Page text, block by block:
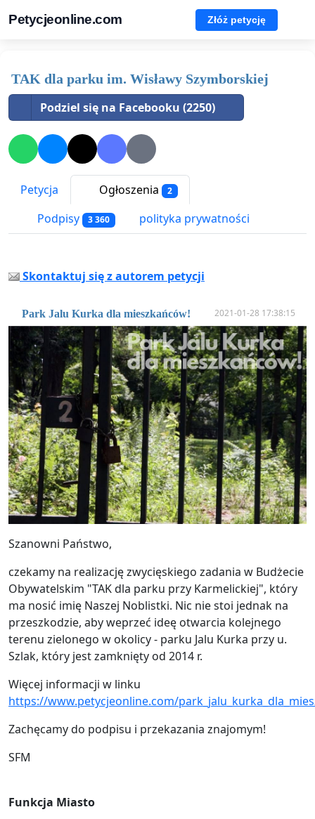
Petycjeonline.com Złóż petycję
TAK dla parku im. Wisławy Szymborskiej
Podziel się na Facebooku (2250)
Petycja Ogłoszenia 2
Podpisy 3 360 polityka prywatności
Skontaktuj się z autorem petycji
Park Jalu Kurka dla mieszkańców! 2021-01-28 17:38:15
Szanowni Państwo,
czekamy na realizację zwycięskiego zadania w Budżecie
Obywatelskim "TAK dla parku przy Karmelickiej", który
ma nosić imię Naszej Noblistki. Nic nie stoi jednak na
przeszkodzie, aby weprzeć ideę otwarcia kolejnego
terenu zielonego w okolicy - parku Jalu Kurka przy u.
Szlak, który jest zamknięty od 2014 r.
Więcej informacji w linku
https://www.petycjeonline.com/
Zachęcamy do podpisu i przekazania znajomym!
SFM
Funkcja Miasto